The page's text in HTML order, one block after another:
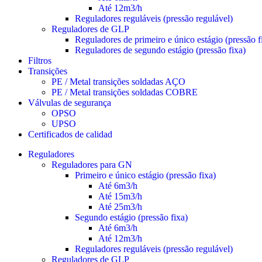
Até 12m3/h
Reguladores reguláveis (pressão regulável)
Reguladores de GLP
Reguladores de primeiro e único estágio (pressão
Reguladores de segundo estágio (pressão fixa)
Filtros
Transições
PE / Metal transições soldadas AÇO
PE / Metal transições soldadas COBRE
Válvulas de segurança
OPSO
UPSO
Certificados de calidad
Reguladores
Reguladores para GN
Primeiro e único estágio (pressão fixa)
Até 6m3/h
Até 15m3/h
Até 25m3/h
Segundo estágio (pressão fixa)
Até 6m3/h
Até 12m3/h
Reguladores reguláveis (pressão regulável)
Reguladores de GLP